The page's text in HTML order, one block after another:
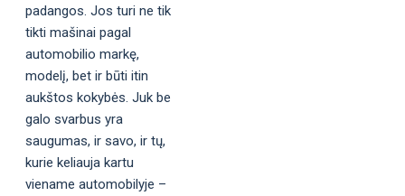
padangos. Jos turi ne tik
tikti mašinai pagal
automobilio markę,
modelį, bet ir būti itin
aukštos kokybės. Juk be
galo svarbus yra
saugumas, ir savo, ir tų,
kurie keliauja kartu
viename automobilyje –